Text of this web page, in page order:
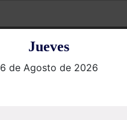
Jueves
6 de Agosto de 2026